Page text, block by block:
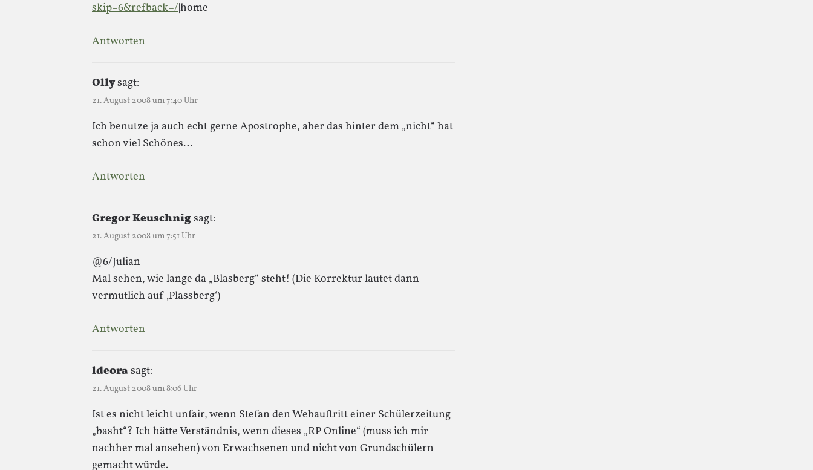
skip=6&refback=/|home
Antworten
Ollysagt:
21. August 2008 um 7:40 Uhr
Ich benutze ja auch echt gerne Apostrophe, aber das hinter dem „nicht“ hat
schon viel Schönes…
Antworten
Gregor Keuschnigsagt:
21. August 2008 um 7:51 Uhr
@6/Julian
Mal sehen, wie lange da „Blasberg“ steht! (Die Korrektur lautet dann
vermutlich auf ‚Plassberg‘)
Antworten
ldeorasagt:
21. August 2008 um 8:06 Uhr
Ist es nicht leicht unfair, wenn Stefan den Webauftritt einer Schülerzeitung
„basht“? Ich hätte Verständnis, wenn dieses „RP Online“ (muss ich mir
nachher mal ansehen) von Erwachsenen und nicht von Grundschülern
gemacht würde.